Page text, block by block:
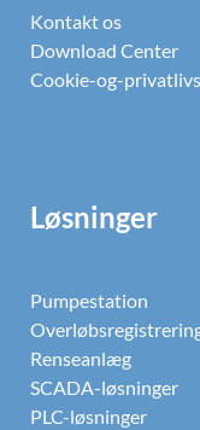
Kontakt os
Download Center
Cookie-og-
Løsninger
Pumpestation
Renseanlæg
SCADA-løsninger
PLC-løsninger